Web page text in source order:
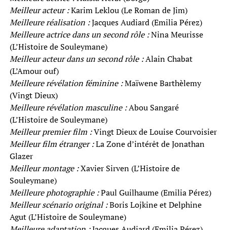
Meilleur acteur :Karim Leklou (Le Roman de Jim)
Meilleure réalisation :Jacques Audiard (Emilia Pérez)
Meilleure actrice dans un second rôle :Nina Meurisse
(L’Histoire de Souleymane)
Meilleur acteur dans un second rôle :Alain Chabat
(L’Amour ouf)
Meilleure révélation féminine :Maïwene Barthèlemy
(Vingt Dieux)
Meilleure révélation masculine :Abou Sangaré
(L’Histoire de Souleymane)
Meilleur premier film :Vingt Dieux de Louise Courvoisier
Meilleur film étranger :La Zone d’intérêt de Jonathan
Glazer
Meilleur montage :Xavier Sirven (L’Histoire de
Souleymane)
Meilleure photographie :Paul Guilhaume (Emilia Pérez)
Meilleur scénario original :Boris Lojkine et Delphine
Agut (L’Histoire de Souleymane)